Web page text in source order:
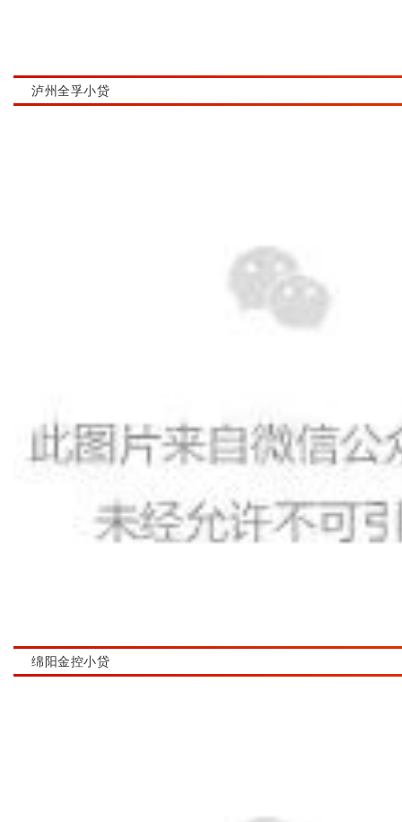
泸州全孚小贷
绵阳金控小贷